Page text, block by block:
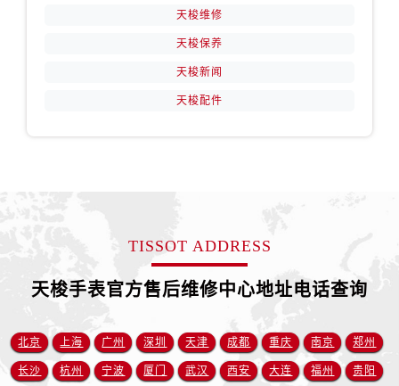
安徽省亳州市谯城区魏武大道售后服务中心（需提前预约）
安徽省阜阳市颍州区颍州北路售后服务中心（需提前预约）
安徽省淮北市相山区淮海路售后服务中心（需提前预约）
天梭维修
天梭保养
天梭新闻
天梭配件
TISSOT ADDRESS
天梭手表官方售后维修中心地址电话查询
北京 上海 广州 深圳 天津 成都 重庆 南京 郑州
长沙 杭州 宁波 厦门 武汉 西安 大连 福州 贵阳